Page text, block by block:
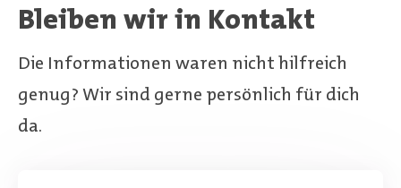
Bleiben wir in Kontakt
Die Informationen waren nicht hilfreich
genug? Wir sind gerne persönlich für dich
da.